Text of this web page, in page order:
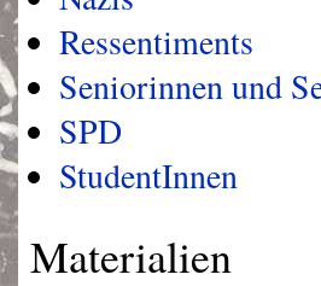
Ressentiments
Seniorinnen und
SPD
StudentInnen
Materialien